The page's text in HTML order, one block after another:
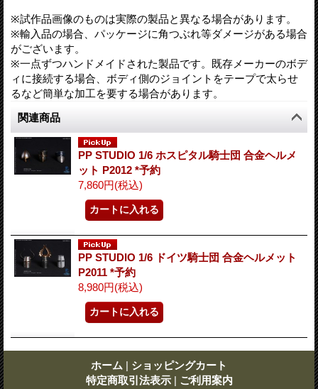
※試作品画像のものは実際の製品と異なる場合があります。
※輸入品の場合、パッケージに角つぶれ等ダメージがある場合
がございます。
※一点ずつハンドメイドされた製品です。既存メーカーのボデ
ィに接続する場合、ボディ側のジョイントをテープで太らせ
るなど簡単な加工を要する場合があります。
関連商品
PP STUDIO 1/6 ホスピタル騎士団 合金ヘルメ
ット P2012 *予約
7,860円(税込)
PP STUDIO 1/6 ドイツ騎士団 合金ヘルメット
P2011 *予約
8,980円(税込)
ホーム | ショッピングカート
特定商取引法表示 | ご利用案内